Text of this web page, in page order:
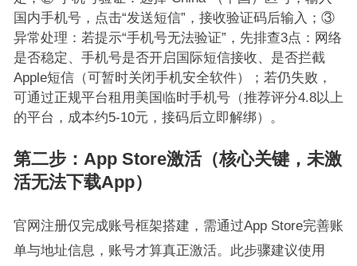
国内手机号，点击“发送短信”，接收验证码后输入；③
异常处理：若提示“手机号无法验证”，先排查3点：网络
是否稳定、手机号是否开启国际短信接收、是否拦截
Apple短信（可暂时关闭手机安全软件）；若仍失败，
可通过正规平台租用美国临时手机号（推荐评分4.8以上
的平台，成本约5-10元，接码后立即解绑）。
第二步：App Store激活（核心关键，未激
活无法下载App）
官网注册仅完成账号框架搭建，需通过App Store完善账
单与地址信息，账号才算真正激活。此步骤建议使用